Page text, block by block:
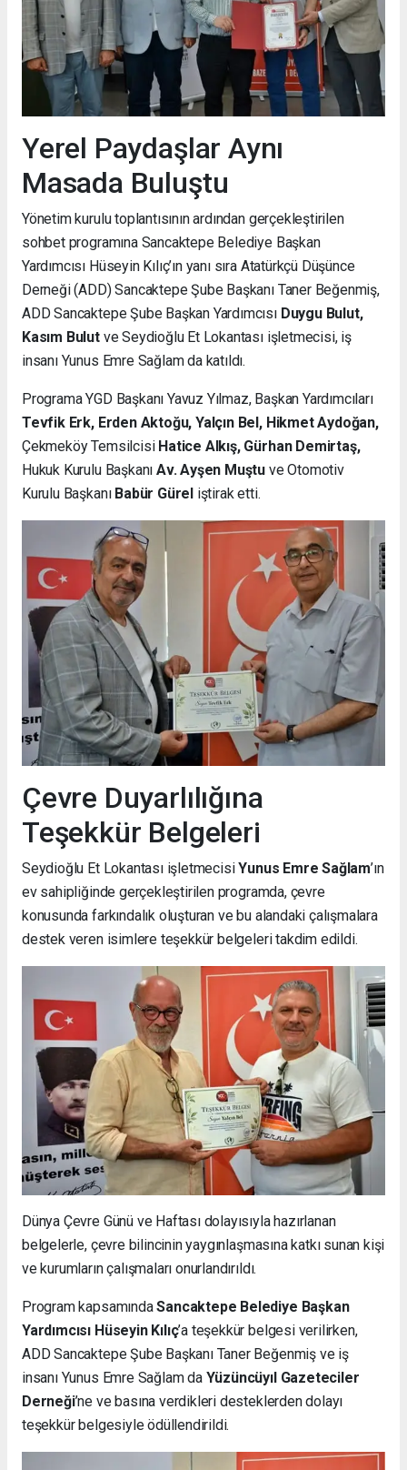
Yerel Paydaşlar Aynı
Masada Buluştu
Yönetim kurulu toplantısının ardından gerçekleştirilen
sohbet programına Sancaktepe Belediye Başkan
Yardımcısı Hüseyin Kılıç’ın yanı sıra Atatürkçü Düşünce
Derneği (ADD) Sancaktepe Şube Başkanı Taner Beğenmiş,
ADD Sancaktepe Şube Başkan Yardımcısı Duygu Bulut,
Kasım Bulut ve Seydioğlu Et Lokantası işletmecisi, iş
insanı Yunus Emre Sağlam da katıldı.
Programa YGD Başkanı Yavuz Yılmaz, Başkan Yardımcıları
Tevfik Erk, Erden Aktoğu, Yalçın Bel, Hikmet Aydoğan,
Çekmeköy Temsilcisi Hatice Alkış, Gürhan Demirtaş,
Hukuk Kurulu Başkanı Av. Ayşen Muştu ve Otomotiv
Kurulu Başkanı Babür Gürel iştirak etti.
Çevre Duyarlılığına
Teşekkür Belgeleri
Seydioğlu Et Lokantası işletmecisiYunus Emre Sağlam’ın
ev sahipliğinde gerçekleştirilen programda, çevre
konusunda farkındalık oluşturan ve bu alandaki çalışmalara
destek veren isimlere teşekkür belgeleri takdim edildi.
Dünya Çevre Günü ve Haftası dolayısıyla hazırlanan
belgelerle, çevre bilincinin yaygınlaşmasına katkı sunan kişi
ve kurumların çalışmaları onurlandırıldı.
Program kapsamındaSancaktepe Belediye Başkan
Yardımcısı Hüseyin Kılıç’a teşekkür belgesi verilirken,
ADD Sancaktepe Şube Başkanı Taner Beğenmiş ve iş
insanı Yunus Emre Sağlam da Yüzüncüyıl Gazeteciler
Derneği’ne ve basına verdikleri desteklerden dolayı
teşekkür belgesiyle ödüllendirildi.